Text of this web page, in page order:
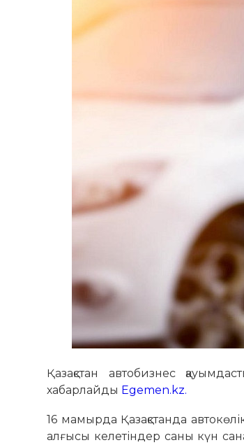
Қазақстан автобизнес
хабарлайды Egemen.kz.
16 мамырда Қазақстанда
алғысы келетіндер саны күн